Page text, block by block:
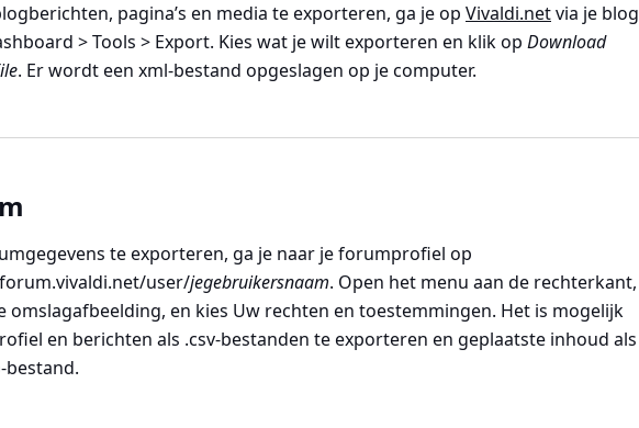
pagina’s en media te exporteren, ga je op Vivaldi.netvia je blog
> Tools > Export. Kies wat je wilt exporteren en klik op Download
. Er wordt een xml-bestand opgeslagen op je computer.
te exporteren, ga je naar je forumprofiel op
user/jegebruikersnaam. Open het menu aan de rechterkant,
omslagafbeelding, en kies Uw rechten en toestemmingen. Het is mogelijk
en berichten als .csv-bestanden te exporteren en geplaatste inhoud als
bestand.